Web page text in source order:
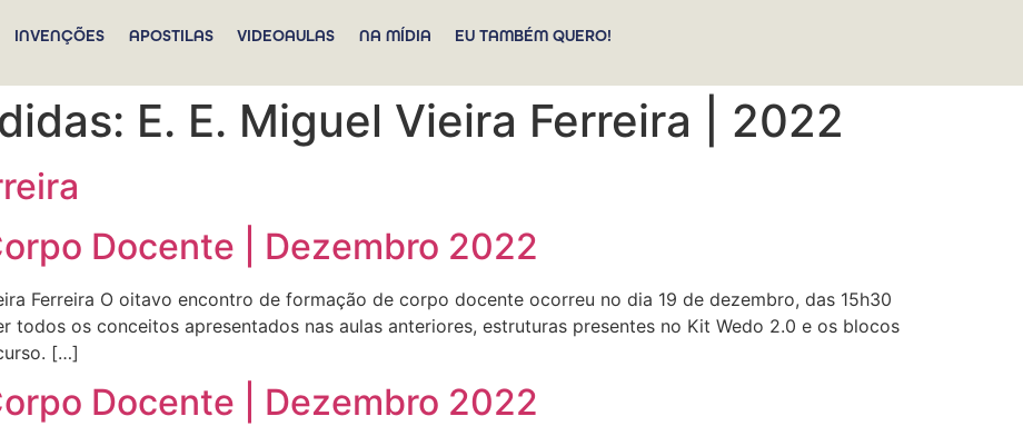
INVENÇÕES APOSTILAS VIDEOAULAS NA MÍDIA EU TAMBÉM QUERO!
E. E. Miguel Vieira Ferreira | 2022
Docente | Dezembro 2022
Ferreira O oitavo encontro de formação de corpo docente ocorreu no dia 19 de dezembro, das 15h30
todos os conceitos apresentados nas aulas anteriores, estruturas presentes no Kit Wedo 2.0 e os blocos
[…]
Docente | Dezembro 2022